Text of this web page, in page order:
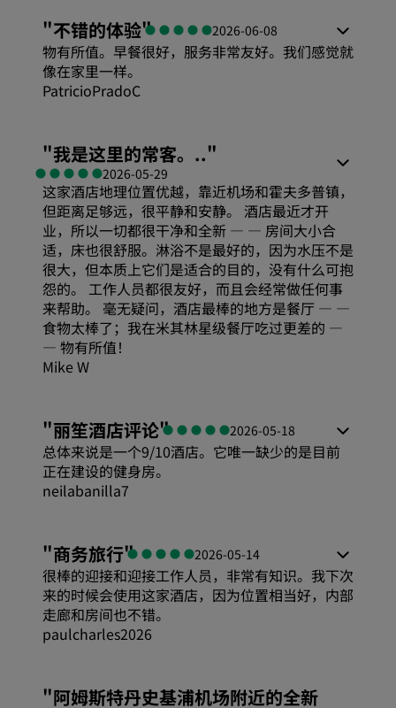
"不错的体验" 2026-06-08
物有所值。早餐很好，服务非常友好。我们感觉就
像在家里一样。
PatricioPradoC
性价比
睡眠质量
位置
卫生
"我是这里的常客。.."
2026-05-29
这家酒店地理位置优越，靠近机场和霍夫多普镇，
但距离足够远，很平静和安静。 酒店最近才开
业，所以一切都很干净和全新 — — 房间大小合
适，床也很舒服。淋浴不是最好的，因为水压不是
很大，但本质上它们是适合的目的，没有什么可抱
怨的。 工作人员都很友好，而且会经常做任何事
来帮助。 毫无疑问，酒店最棒的地方是餐厅 — —
食物太棒了；我在米其林星级餐厅吃过更差的 —
— 物有所值！
Mike W
性价比
位置
卫生
服务
"丽笙酒店评论" 2026-05-18
总体来说是一个9/10酒店。它唯一缺少的是目前
正在建设的健身房。
neilabanilla7
性价比
位置
"商务旅行" 2026-05-14
很棒的迎接和迎接工作人员，非常有知识。我下次
来的时候会使用这家酒店，因为位置相当好，内部
走廊和房间也不错。
paulcharles2026
"阿姆斯特丹史基浦机场附近的全新